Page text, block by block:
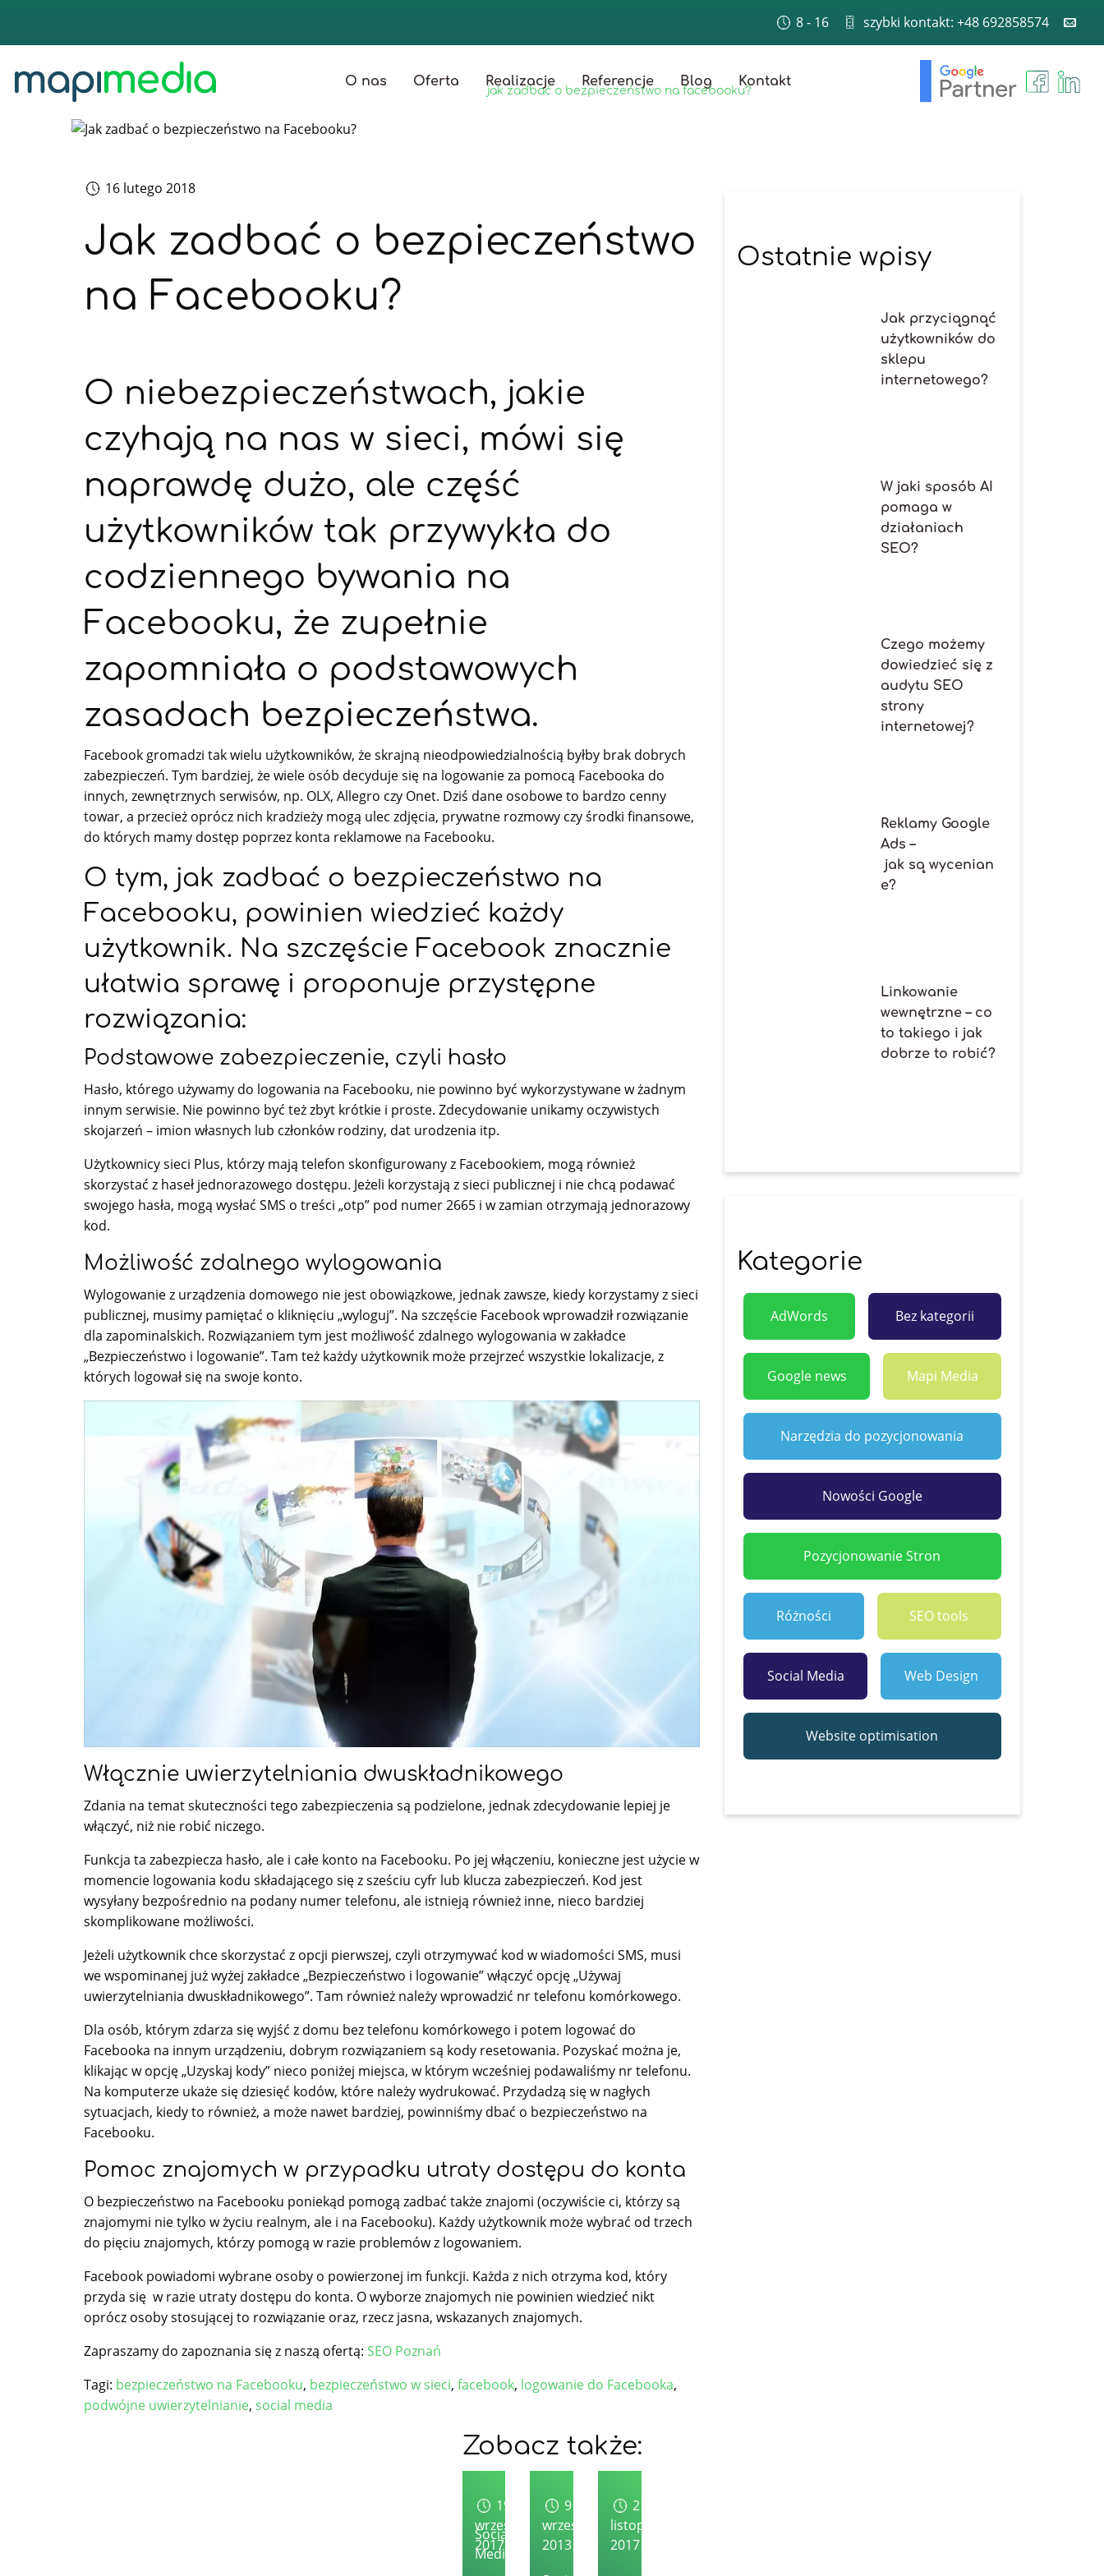
8 - 16 szybki kontakt: +48 692858574
O nas Oferta Realizacje Referencje Blog Kontakt
jak zadbać o bezpieczeństwo na facebooku?
16 lutego 2018
Jak zadbać o bezpieczeństwo
na Facebooku?
O niebezpieczeństwach, jakie
czyhają na nas w sieci, mówi się
naprawdę dużo, ale część
użytkowników tak przywykła do
codziennego bywania na
Facebooku, że zupełnie
zapomniała o podstawowych
zasadach bezpieczeństwa.
Facebook gromadzi tak wielu użytkowników, że skrajną nieodpowiedzialnością byłby brak dobrych
zabezpieczeń. Tym bardziej, że wiele osób decyduje się na logowanie za pomocą Facebooka do
innych, zewnętrznych serwisów, np. OLX, Allegro czy Onet. Dziś dane osobowe to bardzo cenny
towar, a przecież oprócz nich kradzieży mogą ulec zdjęcia, prywatne rozmowy czy środki finansowe,
do których mamy dostęp poprzez konta reklamowe na Facebooku.
O tym, jak zadbać o bezpieczeństwo na
Facebooku, powinien wiedzieć każdy
użytkownik. Na szczęście Facebook znacznie
ułatwia sprawę i proponuje przystępne
rozwiązania:
Podstawowe zabezpieczenie, czyli hasło
Hasło, którego używamy do logowania na Facebooku, nie powinno być wykorzystywane w żadnym
innym serwisie. Nie powinno być też zbyt krótkie i proste. Zdecydowanie unikamy oczywistych
skojarzeń – imion własnych lub członków rodziny, dat urodzenia itp.
Użytkownicy sieci Plus, którzy mają telefon skonfigurowany z Facebookiem, mogą również
skorzystać z haseł jednorazowego dostępu. Jeżeli korzystają z sieci publicznej i nie chcą podawać
swojego hasła, mogą wysłać SMS o treści „otp” pod numer 2665 i w zamian otrzymają jednorazowy
kod.
Możliwość zdalnego wylogowania
Wylogowanie z urządzenia domowego nie jest obowiązkowe, jednak zawsze, kiedy korzystamy z sieci
publicznej, musimy pamiętać o kliknięciu „wyloguj”. Na szczęście Facebook wprowadził rozwiązanie
dla zapominalskich. Rozwiązaniem tym jest możliwość zdalnego wylogowania w zakładce
„Bezpieczeństwo i logowanie”. Tam też każdy użytkownik może przejrzeć wszystkie lokalizacje, z
których logował się na swoje konto.
Włącznie uwierzytelniania dwuskładnikowego
Zdania na temat skuteczności tego zabezpieczenia są podzielone, jednak zdecydowanie lepiej je
włączyć, niż nie robić niczego.
Funkcja ta zabezpiecza hasło, ale i całe konto na Facebooku. Po jej włączeniu, konieczne jest użycie w
momencie logowania kodu składającego się z sześciu cyfr lub klucza zabezpieczeń. Kod jest
wysyłany bezpośrednio na podany numer telefonu, ale istnieją również inne, nieco bardziej
skomplikowane możliwości.
Jeżeli użytkownik chce skorzystać z opcji pierwszej, czyli otrzymywać kod w wiadomości SMS, musi
we wspominanej już wyżej zakładce „Bezpieczeństwo i logowanie” włączyć opcję „Używaj
uwierzytelniania dwuskładnikowego”. Tam również należy wprowadzić nr telefonu komórkowego.
Dla osób, którym zdarza się wyjść z domu bez telefonu komórkowego i potem logować do
Facebooka na innym urządzeniu, dobrym rozwiązaniem są kody resetowania. Pozyskać można je,
klikając w opcję „Uzyskaj kody” nieco poniżej miejsca, w którym wcześniej podawaliśmy nr telefonu.
Na komputerze ukaże się dziesięć kodów, które należy wydrukować. Przydadzą się w nagłych
sytuacjach, kiedy to również, a może nawet bardziej, powinniśmy dbać o bezpieczeństwo na
Facebooku.
Pomoc znajomych w przypadku utraty dostępu do konta
O bezpieczeństwo na Facebooku poniekąd pomogą zadbać także znajomi (oczywiście ci, którzy są
znajomymi nie tylko w życiu realnym, ale i na Facebooku). Każdy użytkownik może wybrać od trzech
do pięciu znajomych, którzy pomogą w razie problemów z logowaniem.
Facebook powiadomi wybrane osoby o powierzonej im funkcji. Każda z nich otrzyma kod, który
przyda się w razie utraty dostępu do konta. O wyborze znajomych nie powinien wiedzieć nikt
oprócz osoby stosującej to rozwiązanie oraz, rzecz jasna, wskazanych znajomych.
Zapraszamy do zapoznania się z naszą ofertą: SEO Poznań
Tagi: bezpieczeństwo na Facebooku, bezpieczeństwo w sieci, facebook, logowanie do Facebooka,
podwójne uwierzytelnianie, social media
Ostatnie wpisy
Jak przyciągnąć
użytkowników do
sklepu
internetowego?
W jaki sposób AI
pomaga w
działaniach
SEO?
Czego możemy
dowiedzieć się z
audytu SEO
strony
internetowej?
Reklamy Google
Ads –
jak są wycenian
e?
Linkowanie
wewnętrzne – co
to takiego i jak
dobrze to robić?
Kategorie
AdWords Bez kategorii
Google news Mapi Media
Narzędzia do pozycjonowania
Nowości Google
Pozycjonowanie Stron
Różności SEO tools
Social Media Web Design
Website optimisation
Zobacz także:
19
września
2017
Social
Media
9
września
2013
21
listopada
2017